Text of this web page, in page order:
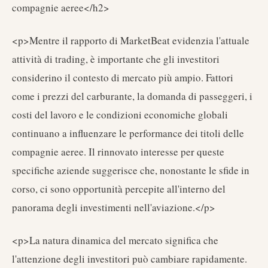
compagnie aeree</h2>
<p>Mentre il rapporto di MarketBeat evidenzia l'attuale
attività di trading, è importante che gli investitori
considerino il contesto di mercato più ampio. Fattori
come i prezzi del carburante, la domanda di passeggeri, i
costi del lavoro e le condizioni economiche globali
continuano a influenzare le performance dei titoli delle
compagnie aeree. Il rinnovato interesse per queste
specifiche aziende suggerisce che, nonostante le sfide in
corso, ci sono opportunità percepite all'interno del
panorama degli investimenti nell'aviazione.</p>
<p>La natura dinamica del mercato significa che
l'attenzione degli investitori può cambiare rapidamente.